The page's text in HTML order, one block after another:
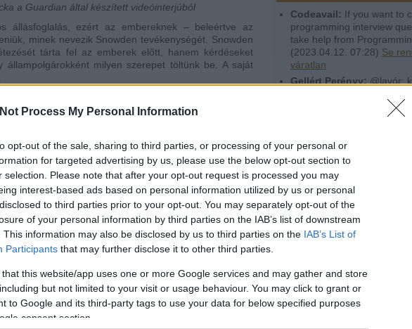
Process My Personal Information
opt-out of the sale, sharing to third parties, or processing of your personal or
for targeted advertising by us, please use the below opt-out section to
selection. Please note that after your opt-out request is processed you may
interest-based ads based on personal information utilized by us or personal
to third parties prior to your opt-out. You may separately opt-out of the
of your personal information by third parties on the IAB’s list of downstream
This information may also be disclosed by us to third parties on the IAB’s List of
Participants that may further disclose it to other third parties.
that this website/app uses one or more Google services and may gather and store
but not limited to your visit or usage behaviour. You may click to grant or
to Google and its third-party tags to use your data for below specified purposes
consent section.
Codeavail: If you want to
programming interview
take help from
(2023.04.12. 07:28) Se
váratlan
Gellért Perényy: @lavór:
milliárd forintot irányzott
Arénában megvalósuló
András9090:
16:28) Elköltözött az
Kirstálykvóták:
Az arany
2018.01.18. 21:53
Nálatok otthon a polcon
(
2018.02.12. 14:09
Dr. Abel
2018.01.15. 13:36 Azt
kénytelenek leszünk
2018.02.12. 14:08
dinnyekartell
Utolsó 20
a Guardian által készített videóinterjúból
állásfoglalás, ezért az embereknek – beleértve az
minek nevezik Snowden tevékenységét. Snowden
tárta fel az emberek előtt, hanem kérdéseket
milyen szerepet töltünk be. A saját
a kifejezéstRalph Naderhasználta először 1970-ben,
mint a „kém”, a „besúgó” vagy a „spicli”. A
jelent, akinek kormányzati visszaélésekről van
a nyilvánossággal.
a következőt mondta erről:
ahogy magas rangú hivatalnokok
– ezáltal az amerikai állampolgároknak
„Nyolcak” teljes mellszélességgel támogatták
az amerikai kongresszusban az a nyolctagú
a minősített információkhoz, a szerk.]
lévő ember, mint James Clapper, a nemzeti
a nyilvánosság elé, belehazudhat az
következménnyel, azt bizonyítja, hogy
olyan polgárok kormánynak adott jóváhagyása,
nem jóváhagyás.